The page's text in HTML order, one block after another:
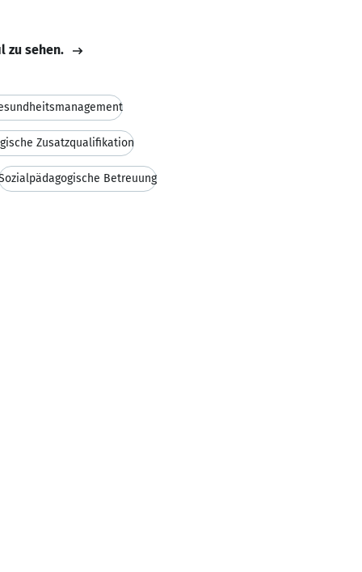
zu sehen.
Zusatzqualifikation
Betreuung